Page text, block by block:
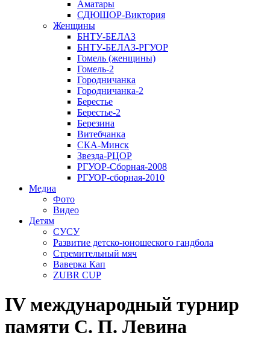
Аматары
СДЮШОР-Виктория
Женщины
БНТУ-БЕЛАЗ
БНТУ-БЕЛАЗ-РГУОР
Гомель (женщины)
Гомель-2
Городничанка
Городничанка-2
Берестье
Берестье-2
Березина
Витебчанка
СКА-Минск
Звезда-РЦОР
РГУОР-Сборная-2008
РГУОР-сборная-2010
Медиа
Фото
Видео
Детям
СУСУ
Развитие детско-юношеского гандбола
Стремительный мяч
Ваверка Кап
ZUBR CUP
IV международный турнир
памяти С. П. Левина